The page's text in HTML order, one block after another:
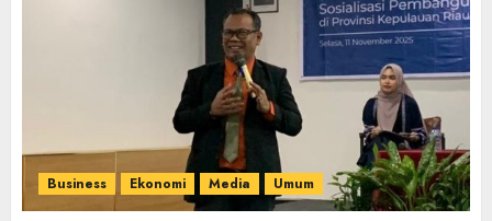
Business Ekonomi Media Umum